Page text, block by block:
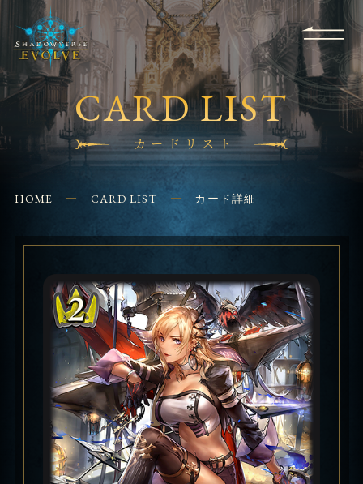
Q&A
EVENT SHOPS
FOR
BEGINNERS
APPLICATION
CONTACT
CARD LIST
カードリスト
HOME CARD LIST カード詳細